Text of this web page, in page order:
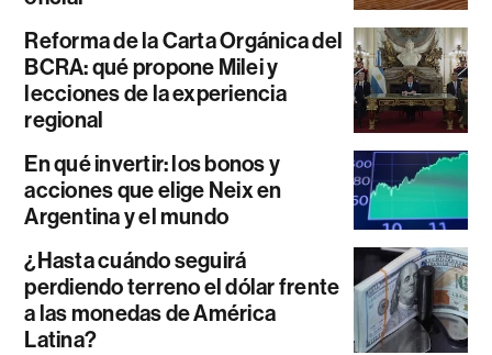
Reforma de la Carta Orgánica del
BCRA: qué propone Milei y
lecciones de la experiencia
regional
En qué invertir: los bonos y
acciones que elige Neix en
Argentina y el mundo
¿Hasta cuándo seguirá
perdiendo terreno el dólar frente
a las monedas de América
Latina?